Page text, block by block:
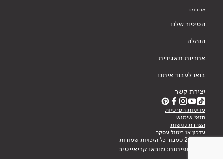
אודותינו
הסיפור שלנו
הנהלה
אחריות תאגידית
בואו לעבוד איתנו
יצירת קשר
מדיניות הפרטיות
תנאי שימוש
הצהרת נגישות
עדכון או ביטול עסקה
© 2026 טמבור כל הזכויות שמורות
עיצוב ופיתוח: מובאו קריאייטיב